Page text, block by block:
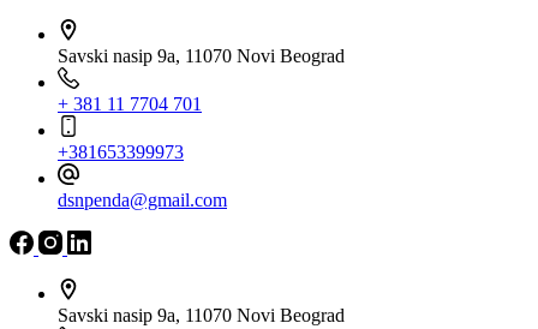
Savski nasip 9a, 11070 Novi Beograd
+ 381 11 7704 701
+381653399973
dsnpenda@gmail.com
Savski nasip 9a, 11070 Novi Beograd